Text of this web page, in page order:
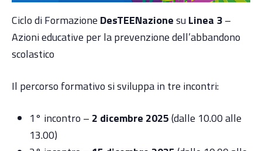
Ciclo di Formazione DesTEENazionesu Linea 3–
Azioni educative per la prevenzione dell’abbandono
scolastico
Il percorso formativo si sviluppa in tre incontri:
1° incontro – 2 dicembre 2025(dalle 10.00 alle
13.00)